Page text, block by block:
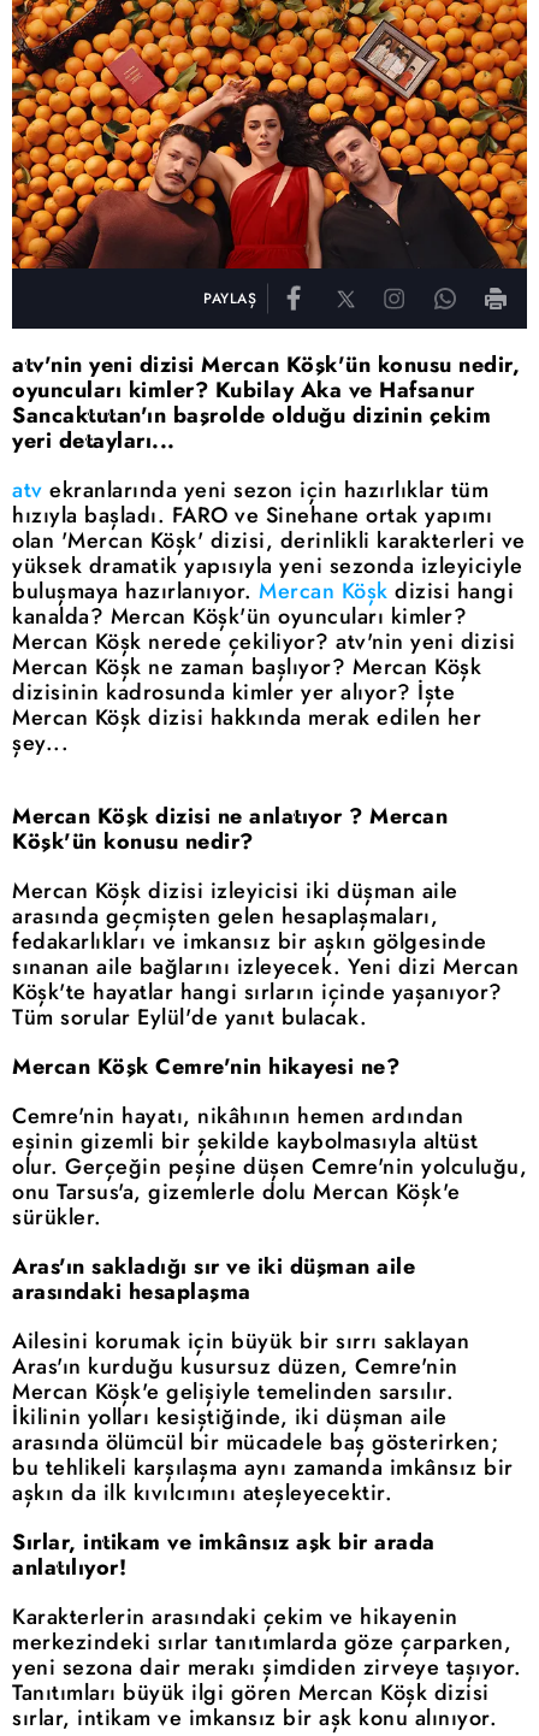
PAYLAŞ
atv'nin yeni dizisi Mercan Köşk'ün konusu nedir,
oyuncuları kimler? Kubilay Aka ve Hafsanur
Sancaktutan'ın başrolde olduğu dizinin çekim
yeri detayları...
atv ekranlarında yeni sezon için hazırlıklar tüm
hızıyla başladı. FARO ve Sinehane ortak yapımı
olan 'Mercan Köşk' dizisi, derinlikli karakterleri ve
yüksek dramatik yapısıyla yeni sezonda izleyiciyle
buluşmaya hazırlanıyor. Mercan Köşk dizisi hangi
kanalda? Mercan Köşk'ün oyuncuları kimler?
Mercan Köşk nerede çekiliyor? atv'nin yeni dizisi
Mercan Köşk ne zaman başlıyor? Mercan Köşk
dizisinin kadrosunda kimler yer alıyor? İşte
Mercan Köşk dizisi hakkında merak edilen her
şey...
Mercan Köşk dizisi ne anlatıyor ? Mercan
Köşk'ün konusu nedir?
Mercan Köşk dizisi izleyicisi iki düşman aile
arasında geçmişten gelen hesaplaşmaları,
fedakarlıkları ve imkansız bir aşkın gölgesinde
sınanan aile bağlarını izleyecek. Yeni dizi Mercan
Köşk'te hayatlar hangi sırların içinde yaşanıyor?
Tüm sorular Eylül'de yanıt bulacak.
Mercan Köşk Cemre'nin hikayesi ne?
Cemre'nin hayatı, nikâhının hemen ardından
eşinin gizemli bir şekilde kaybolmasıyla altüst
olur. Gerçeğin peşine düşen Cemre'nin yolculuğu,
onu Tarsus'a, gizemlerle dolu Mercan Köşk'e
sürükler.
Aras'ın sakladığı sır ve iki düşman aile
arasındaki hesaplaşma
Ailesini korumak için büyük bir sırrı saklayan
Aras'ın kurduğu kusursuz düzen, Cemre'nin
Mercan Köşk'e gelişiyle temelinden sarsılır.
İkilinin yolları kesiştiğinde, iki düşman aile
arasında ölümcül bir mücadele baş gösterirken;
bu tehlikeli karşılaşma aynı zamanda imkânsız bir
aşkın da ilk kıvılcımını ateşleyecektir.
Sırlar, intikam ve imkânsız aşk bir arada
anlatılıyor!
Karakterlerin arasındaki çekim ve hikayenin
merkezindeki sırlar tanıtımlarda göze çarparken,
yeni sezona dair merakı şimdiden zirveye taşıyor.
Tanıtımları büyük ilgi gören Mercan Köşk dizisi
sırlar, intikam ve imkansız bir aşk konu alınıyor.